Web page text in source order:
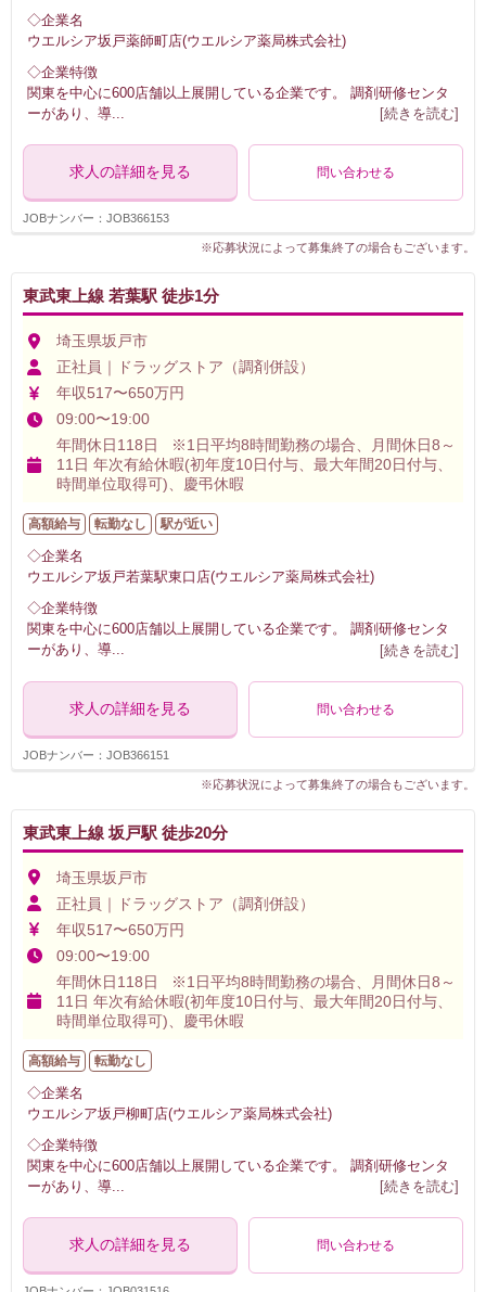
◇企業名
ウエルシア坂戸薬師町店(ウエルシア薬局株式会社)
◇企業特徴
関東を中心に600店舗以上展開している企業です。 調剤研修センタ
ーがあり、導
[続きを読む]
求人の詳細を見る 問い合わせる
JOBナンバー：JOB366153
※応募状況によって募集終了の場合もございます。
東武東上線 若葉駅 徒歩1分
埼玉県坂戸市
正社員｜ドラッグストア（調剤併設）
年収517〜650万円
09:00〜19:00
年間休日118日 ※1日平均8時間勤務の場合、月間休日8～
11日 年次有給休暇(初年度10日付与、最大年間20日付与、
時間単位取得可)、慶弔休暇
高額給与 転勤なし 駅が近い
◇企業名
ウエルシア坂戸若葉駅東口店(ウエルシア薬局株式会社)
◇企業特徴
関東を中心に600店舗以上展開している企業です。 調剤研修センタ
ーがあり、導... [続きを読む]
求人の詳細を見る 問い合わせる
JOBナンバー：JOB366151
※応募状況によって募集終了の場合もございます。
東武東上線 坂戸駅 徒歩20分
埼玉県坂戸市
正社員｜ドラッグストア（調剤併設）
年収517〜650万円
09:00〜19:00
年間休日118日 ※1日平均8時間勤務の場合、月間休日8～
11日 年次有給休暇(初年度10日付与、最大年間20日付与、
時間単位取得可)、慶弔休暇
高額給与 転勤なし
◇企業名
ウエルシア坂戸柳町店(ウエルシア薬局株式会社)
◇企業特徴
関東を中心に600店舗以上展開している企業です。 調剤研修センタ
ーがあり、導
[続きを読む]
求人の詳細を見る 問い合わせる